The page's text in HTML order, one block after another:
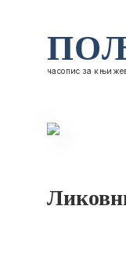
часопис за